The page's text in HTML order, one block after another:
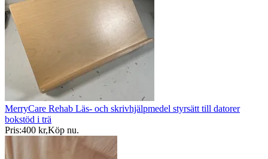
MerryCare Rehab Läs- och skrivhjälpmedel styrsätt till datorer
bokstöd i trä
Pris:400 kr,Köp nu.